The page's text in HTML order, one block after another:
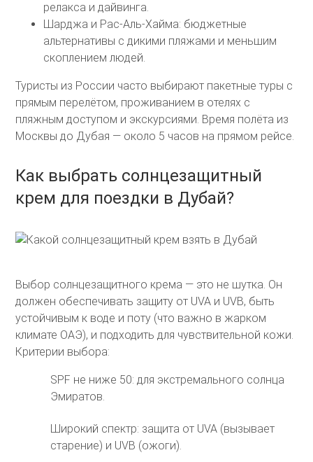
релакса и дайвинга.
Шарджа и Рас-Аль-Хайма: бюджетные
альтернативы с дикими пляжами и меньшим
скоплением людей.
Туристы из России часто выбирают пакетные туры с
прямым перелётом, проживанием в отелях с
пляжным доступом и экскурсиями. Время полёта из
Москвы до Дубая — около 5 часов на прямом рейсе.
Как выбрать солнцезащитный
крем для поездки в Дубай?
Выбор солнцезащитного крема — это не шутка. Он
должен обеспечивать защиту от UVA и UVB, быть
устойчивым к воде и поту (что важно в жарком
климате ОАЭ), и подходить для чувствительной кожи.
Критерии выбора:
SPF не ниже 50: для экстремального солнца
Эмиратов.
Широкий спектр: защита от UVA (вызывает
старение) и UVB (ожоги).